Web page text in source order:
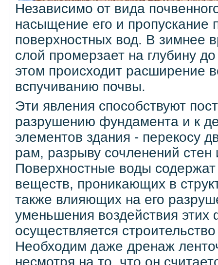
Независимо от вида
насыщение его и пропускание
поверхностных вод. В зимнее
слой промерзает на глубину
этом происходит расширение
вспучиванию почвы.
Эти явления способствуют
разрушению фундамента и к
элементов здания - перекосу
рам, разрыву сочленений стен
Поверхностные воды
веществ, проникающих в
также влияющих на его
уменьшения воздействия этих
осуществляется
Необходим даже дренаж
несмотря на то, что он